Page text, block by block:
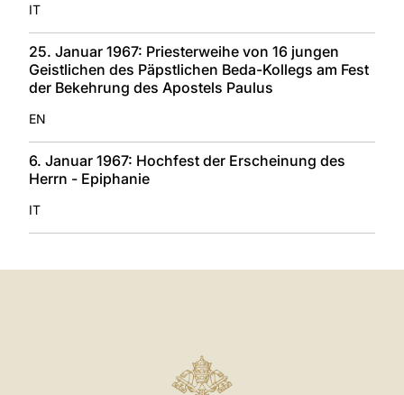
IT
25. Januar 1967: Priesterweihe von 16 jungen
Geistlichen des Päpstlichen Beda-Kollegs am Fest
der Bekehrung des Apostels Paulus
EN
6. Januar 1967: Hochfest der Erscheinung des
Herrn - Epiphanie
IT